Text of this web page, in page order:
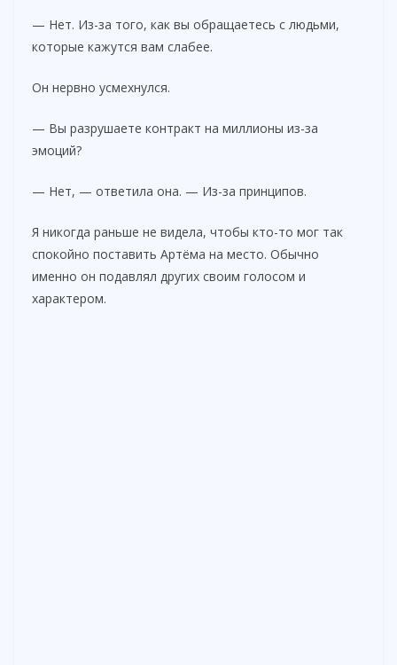
— Нет. Из-за того, как вы обращаетесь с людьми,
которые кажутся вам слабее.
Он нервно усмехнулся.
— Вы разрушаете контракт на миллионы из-за
эмоций?
— Нет, — ответила она. — Из-за принципов.
Я никогда раньше не видела, чтобы кто-то мог так
спокойно поставить Артёма на место. Обычно
именно он подавлял других своим голосом и
характером.